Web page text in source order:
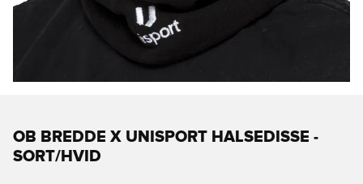
OB BREDDE X UNISPORT HALSEDISSE -
SORT/HVID